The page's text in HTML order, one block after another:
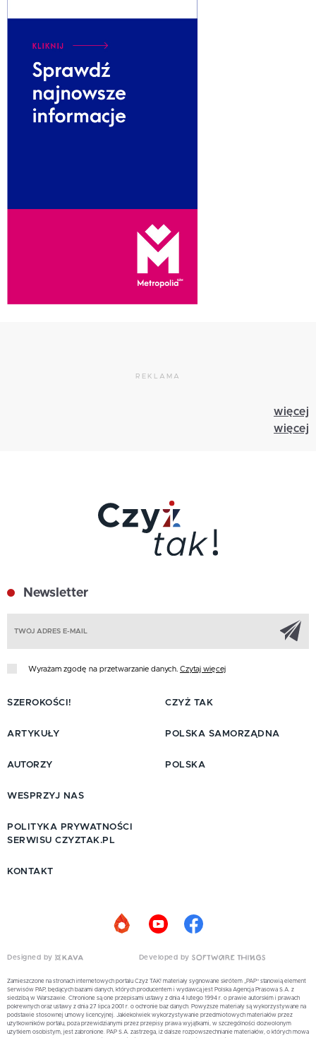
REKLAMA
więcej
więcej
Newsletter
Wyrażam zgodę na przetwarzanie danych. Czytaj więcej
SZEROKOŚCI!
ARTYKUŁY
AUTORZY
CZYŻ TAK
POLSKA SAMORZĄDNA
POLSKA
WESPRZYJ NAS
POLITYKA PRYWATNOŚCI
SERWISU CZYZTAK.PL
KONTAKT
Designed by Developed by
Zamieszczone na stronach internetowych portalu Czyż TAK! materiały sygnowane skrótem „PAP” stanowią element
Serwisów PAP, będących bazami danych, których producentem i wydawcą jest Polska Agencja Prasowa S.A. z
siedzibą w Warszawie. Chronione są one przepisami ustawy z dnia 4 lutego 1994 r. o prawie autorskim i prawach
pokrewnych oraz ustawy z dnia 27 lipca 2001 r. o ochronie baz danych. Powyższe materiały są wykorzystywane na
podstawie stosownej umowy licencyjnej. Jakiekolwiek wykorzystywanie przedmiotowych materiałów przez
użytkowników portalu, poza przewidzianymi przez przepisy prawa wyjątkami, w szczególności dozwolonym
użytkiem osobistym, jest zabronione. PAP S.A. zastrzega, iż dalsze rozpowszechnianie materiałów, o których mowa